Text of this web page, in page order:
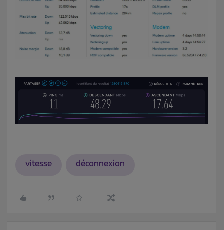
vitesse déconnexion